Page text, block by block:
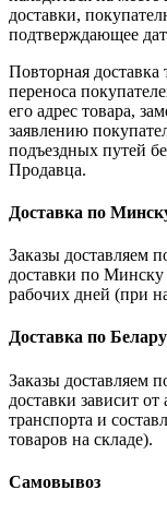
доставки,
подтверждающее
Повторная доставка
переноса
его адрес товара,
заявлению
подъездных путей
Продавца.
Доставка по
Заказы доставляем
доставки по
рабочих дней (при
Доставка по
Заказы доставляем
доставки зависит
транспорта и
товаров на складе).
Самовывоз